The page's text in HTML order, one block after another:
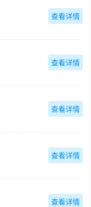
查看详情
查看详情
查看详情
查看详情
查看详情